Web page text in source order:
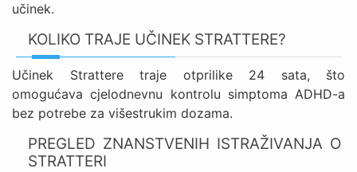
učinek.
KOLIKO TRAJE UČINEK STRATTERE?
Učinek Strattere traje otprilike 24 sata, što
omogućava cjelodnevnu kontrolu simptoma ADHD-a
bez potrebe za višestrukim dozama.
PREGLED ZNANSTVENIH ISTRAŽIVANJA O
STRATTERI